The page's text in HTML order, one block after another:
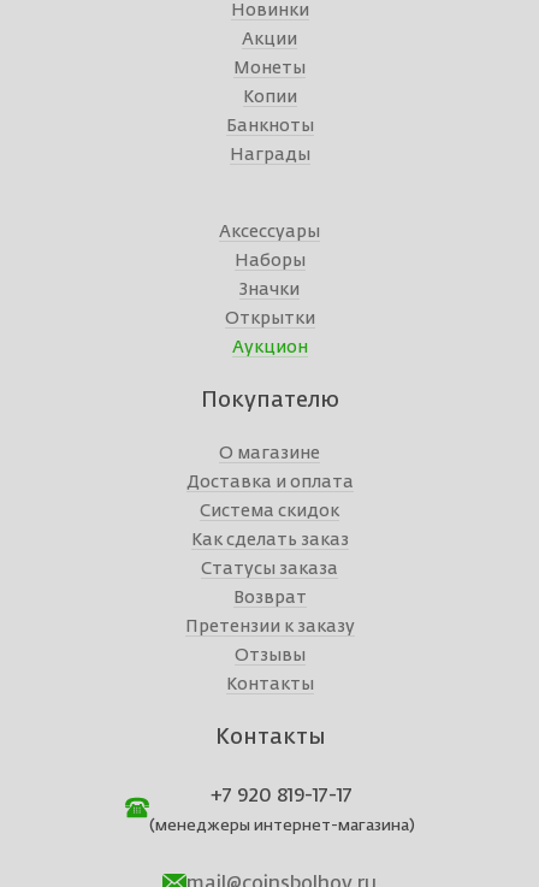
Новинки
Акции
Монеты
Копии
Банкноты
Награды
Аксессуары
Наборы
Значки
Открытки
Аукцион
Покупателю
О магазине
Доставка и оплата
Система скидок
Как сделать заказ
Статусы заказа
Возврат
Претензии к заказу
Отзывы
Контакты
Контакты
+7 920 819-17-17
(менеджеры интернет-магазина)